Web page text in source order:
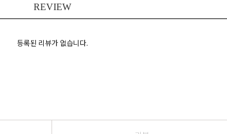
REVIEW
등록된 리뷰가 없습니다.